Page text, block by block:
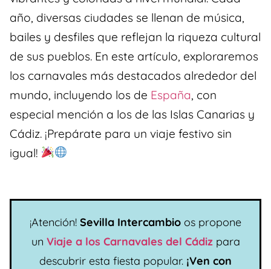
año, diversas ciudades se llenan de música,
bailes y desfiles que reflejan la riqueza cultural
de sus pueblos. En este artículo, exploraremos
los carnavales más destacados alrededor del
mundo, incluyendo los de España, con
especial mención a los de las Islas Canarias y
Cádiz. ¡Prepárate para un viaje festivo sin
igual!
¡Atención! Sevilla Intercambio os propone
un Viaje a los Carnavales del Cádizpara
descubrir esta fiesta popular. ¡Ven con